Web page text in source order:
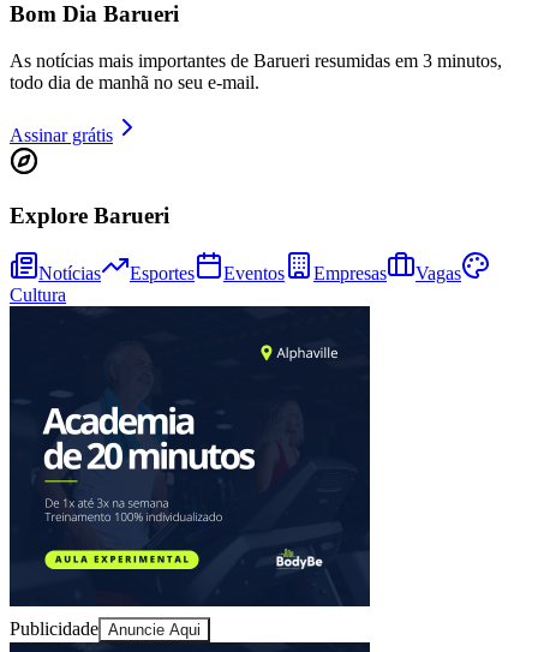
Bom Dia Barueri
As notícias mais importantes de Barueri resumidas em 3 minutos,
todo dia de manhã no seu e-mail.
Assinar grátis
Explore Barueri
Notícias Esportes Eventos Empresas
Vagas
Cultura
Publicidade Anuncie Aqui